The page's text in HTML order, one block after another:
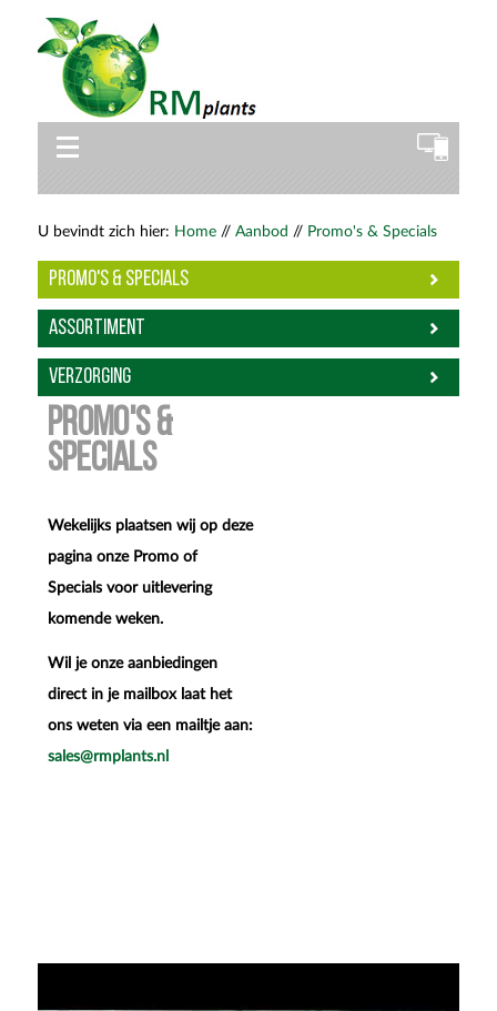
U bevindt zich hier: Home// Aanbod // Promo's & Specials
Promo's & Specials
Assortiment
Verzorging
Promo's &
Specials
Wekelijks plaatsen wij op deze
pagina onze Promo of
Specials voor uitlevering
komende weken.
Wil je onze aanbiedingen
direct in je mailbox laat het
ons weten via een mailtje aan:
sales@rmplants.nl